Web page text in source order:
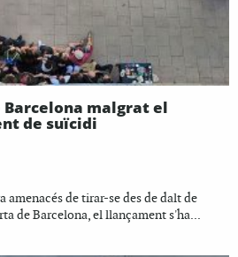
Barcelona malgrat el
de suïcidi
amenacés de tirar-se des de dalt de
de Barcelona, el llançament s'ha...